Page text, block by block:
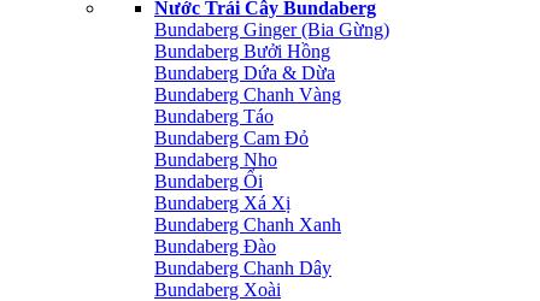
Nước Trái Cây Bundaberg
Bundaberg Ginger (Bia Gừng)
Bundaberg Bưởi Hồng
Bundaberg Dứa & Dừa
Bundaberg Chanh Vàng
Bundaberg Táo
Bundaberg Cam Đỏ
Bundaberg Nho
Bundaberg Ổi
Bundaberg Xá Xị
Bundaberg Chanh Xanh
Bundaberg Đào
Bundaberg Chanh Dây
Bundaberg Xoài